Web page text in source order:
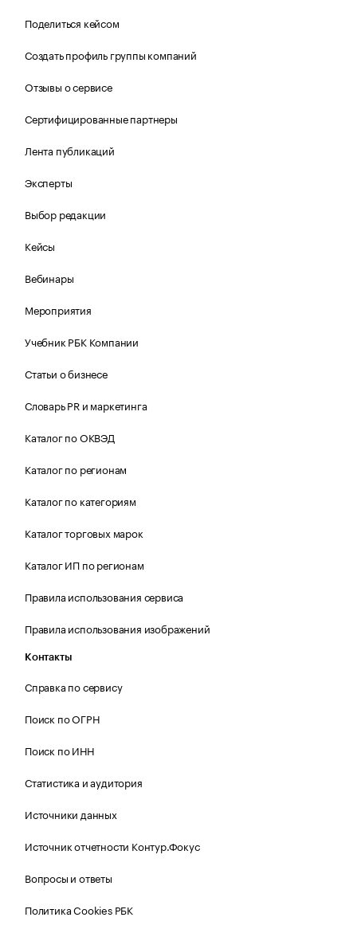
Поделиться кейсом
Создать профиль группы компаний
Отзывы о сервисе
Сертифицированные партнеры
Лента публикаций
Эксперты
Выбор редакции
Кейсы
Вебинары
Мероприятия
Учебник РБК Компании
Статьи о бизнесе
Словарь PR и маркетинга
Каталог по ОКВЭД
Каталог по регионам
Каталог по категориям
Каталог торговых марок
Каталог ИП по регионам
Правила использования сервиса
Правила использования изображений
Контакты
Справка по сервису
Поиск по ОГРН
Поиск по ИНН
Статистика и аудитория
Источники данных
Источник отчетности Контур.Фокус
Вопросы и ответы
Политика Cookies РБК